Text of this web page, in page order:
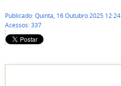
Publicado: Quinta, 16 Outubro 2025 12:24
Acessos: 337